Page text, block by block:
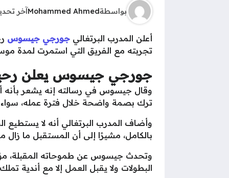
بواسطةMohammed Ahmedآخر
أعلن المدرب البرتغالي جورجي جيسوس
تجربته مع الفريق التي استمرت لمدة
جورجي جيسوس يعلن
وقال جيسوس في رسالته إنه يشعر بأنه
ترك بصمة واضحة خلال فترة عمله، سواء
وأضاف المدرب البرتغالي أنه لا يستطيع
بالكامل، مشيرًا إلى أن المستقبل ما زال
وتحدث جيسوس عن طموحاته المقبلة،
البطولات ولا يقبل العمل إلا مع أندية